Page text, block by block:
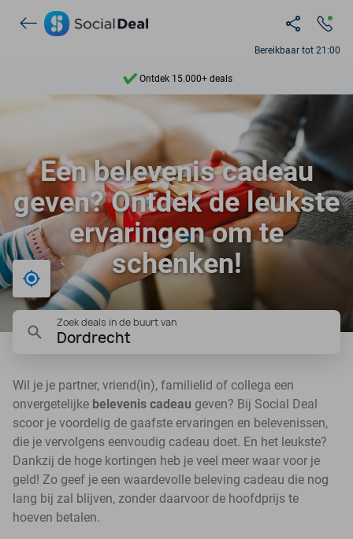
Bereikbaar tot 21:00
Ontdek 15.000+ deals
7 dagen per week beschikbaar
10+ miljoen leden
9,4
Ontdek 15.000+ deals
Een belevenis cadeau
geven? Ontdek de leukste
ervaringen om te
schenken!
Bij mij in de buurt
Zoek deals in de buurt van
Dordrecht
Wil je je partner, vriend(in), familielid of collega een
onvergetelijke belevenis cadeau geven? Bij Social Deal
scoor je voordelig de gaafste ervaringen en belevenissen,
die je vervolgens eenvoudig cadeau doet. En het leukste?
Dankzij de hoge kortingen heb je veel meer waar voor je
geld! Zo geef je een waardevolle beleving cadeau die nog
lang bij zal blijven, zonder daarvoor de hoofdprijs te
hoeven betalen.